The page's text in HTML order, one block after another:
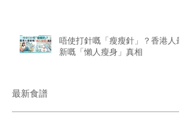
唔使打針嘅「瘦瘦針」？香港人最
新嘅「懶人瘦身」真相
最新食譜